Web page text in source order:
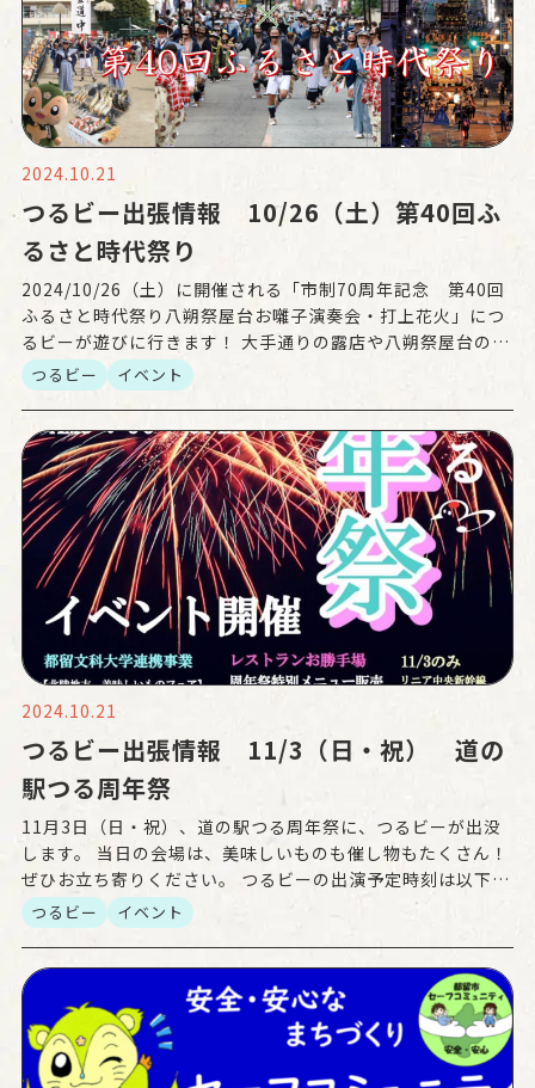
2024.10.21
つるビー出張情報 10/26（土）第40回ふ
るさと時代祭り
2024/10/26（土）に開催される「市制70周年記念 第40回
ふるさと時代祭り八朔祭屋台お囃子演奏会・打上花火」につ
るビーが遊びに行きます！ 大手通りの露店や八朔祭屋台のお
囃子演奏会、秋の夜空に上がる打上花火をお楽し […]
つるビー イベント
2024.10.21
つるビー出張情報 11/3（日・祝） 道の
駅つる周年祭
11月3日（日・祝）、道の駅つる周年祭に、つるビーが出没
します。 当日の会場は、美味しいものも催し物もたくさん！
ぜひお立ち寄りください。 つるビーの出演予定時刻は以下の
２回です ① 11：00〜11：30 ② 13：0 […]
つるビー イベント